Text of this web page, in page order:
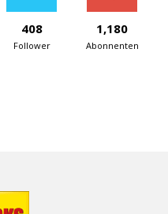
408
Follower
1,180
Abonnenten